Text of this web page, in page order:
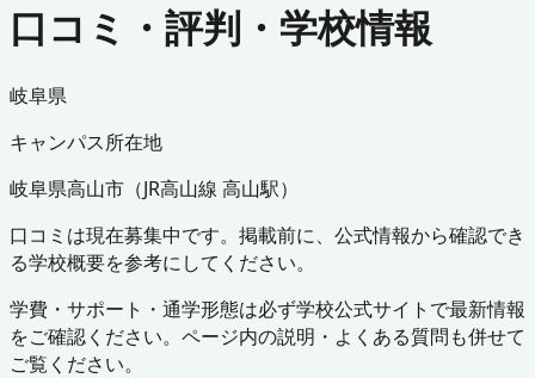
口コミ・評判・学校情報
岐阜県
キャンパス所在地
岐阜県高山市 （JR高山線 高山駅）
口コミは現在募集中です。掲載前に、公式情報から確認でき
る学校概要を参考にしてください。
学費・サポート・通学形態は必ず学校公式サイトで最新情報
をご確認ください。ページ内の説明・よくある質問も併せて
ご覧ください。